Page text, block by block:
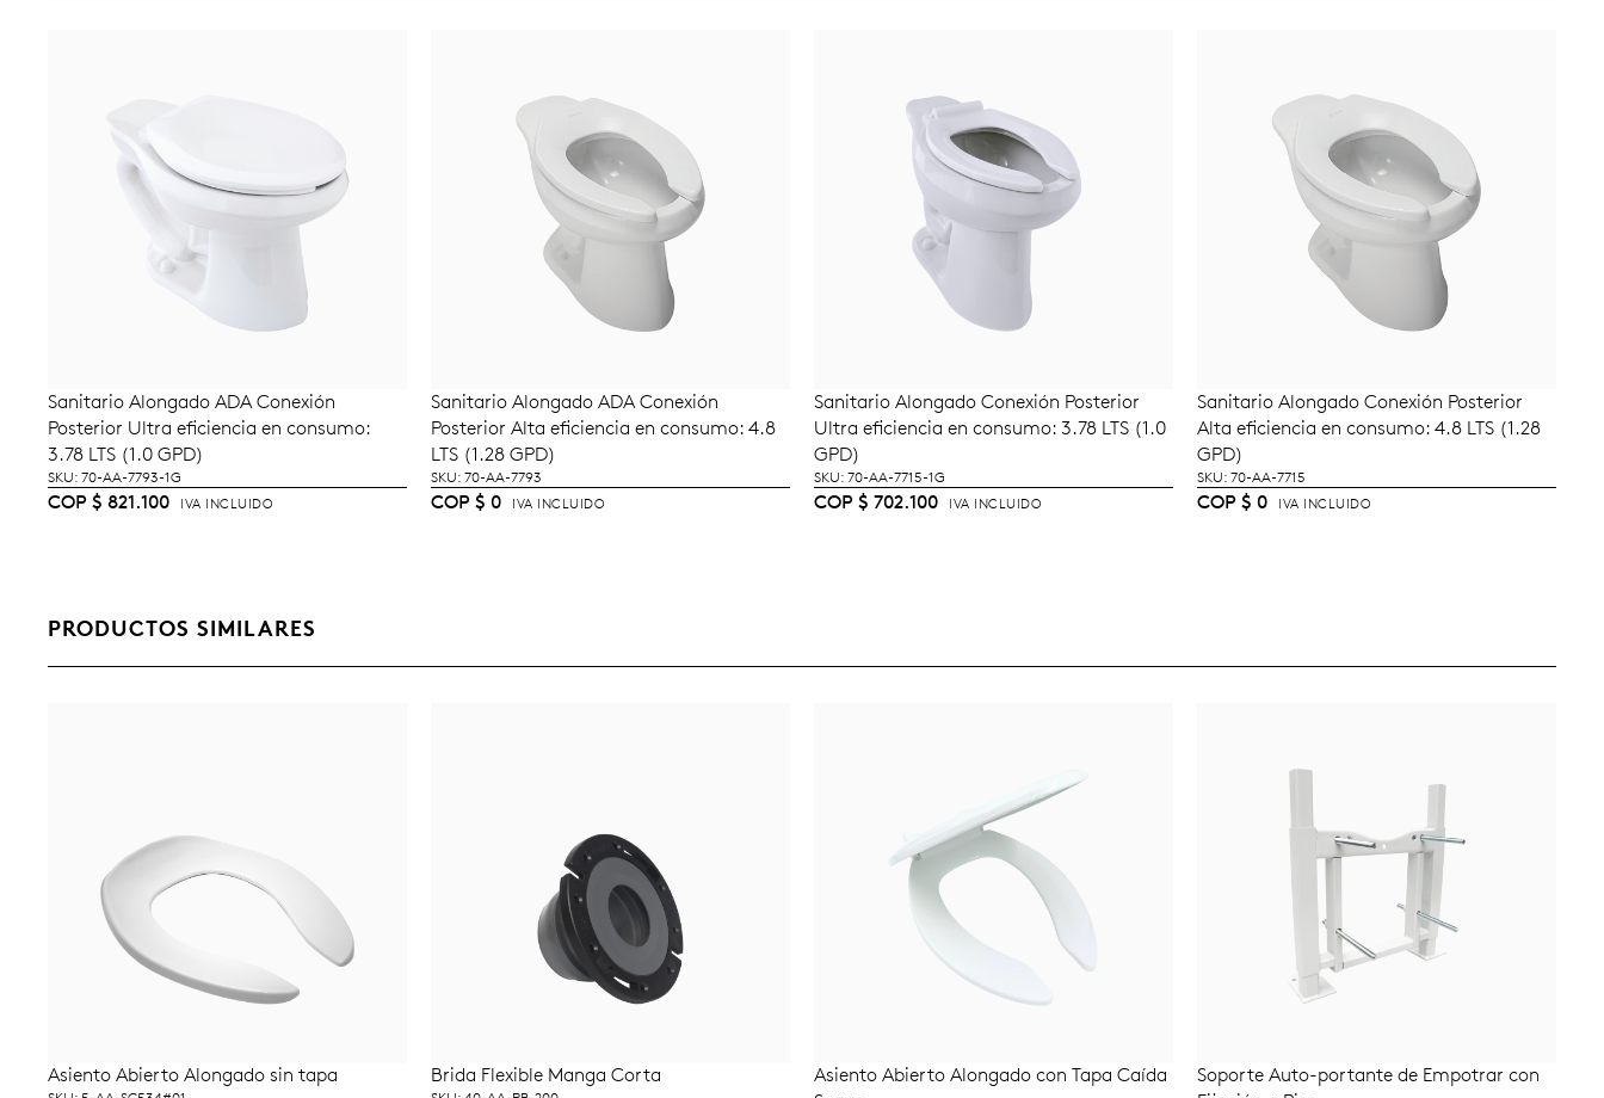
AÑADIR AL CARRITO
Sanitario Alongado ADA Conexión
Posterior Ultra eficiencia en consumo:
3.78 LTS (1.0 GPD)
SKU: 70-AA-7793-1G
COP $ 821.100 IVA INCLUIDO
LEER MÁS
Sanitario Alongado ADA Conexión
Posterior Alta eficiencia en consumo: 4.8
LTS (1.28 GPD)
SKU: 70-AA-7793
COP $ 0 IVA INCLUIDO
AÑADIR AL CARRITO
Sanitario Alongado Conexión Posterior
Ultra eficiencia en consumo: 3.78 LTS (1.0
GPD)
SKU: 70-AA-7715-1G
COP $ 702.100 IVA INCLUIDO
LEER MÁS
Sanitario Alongado Conexión Posterior
Alta eficiencia en consumo: 4.8 LTS (1.28
GPD)
SKU: 70-AA-7715
COP $ 0 IVA INCLUIDO
PRODUCTOS SIMILARES
AÑADIR AL CARRITO
Asiento Abierto Alongado sin tapa
AÑADIR AL CARRITO
Brida Flexible Manga Corta
AÑADIR AL CARRITO
Asiento Abierto Alongado con Tapa Caída
AÑADIR AL CARRITO
Soporte Auto-portante de Empotrar con